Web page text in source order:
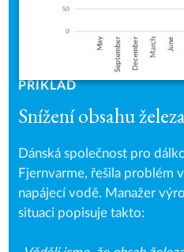
PŘÍKLAD
Snížení obsahu
Dánská společnost pro
Fjernvarme, řešila problém
napájecí vodě. Manažer
situaci popisuje takto: